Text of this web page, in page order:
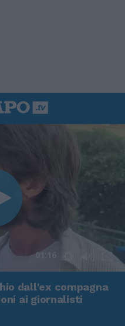
01:16
dall'ex compagna
ai giornalisti